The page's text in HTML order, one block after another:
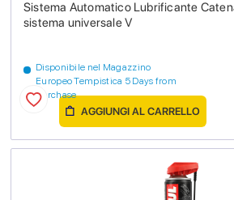
Sistema Automatico Lubrificante
sistema universale V
Disponibile nel Magazzino
Europeo Tempistica 5 Days from
purchase
AGGIUNGI AL CARRELLO